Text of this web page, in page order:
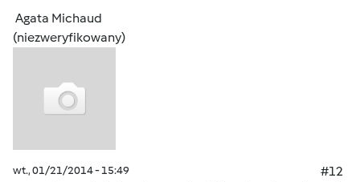
Agata Michaud
(niezweryfikowany)
wt., 01/21/2014 - 15:49
#12